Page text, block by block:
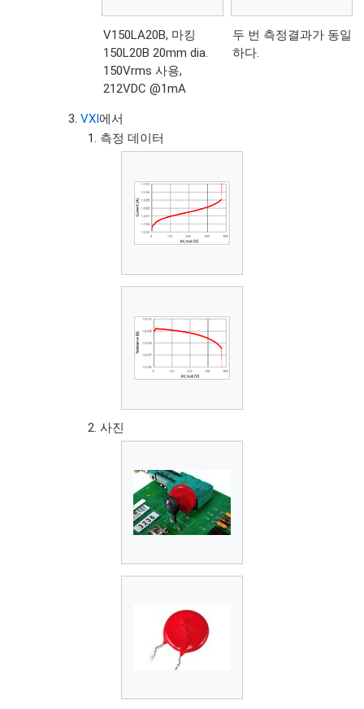
V150LA20B, 마킹
150L20B 20mm dia.
150Vrms 사용,
212VDC @1mA
두 번 측정결과가 동일
하다.
VXI에서
측정 데이터
사진